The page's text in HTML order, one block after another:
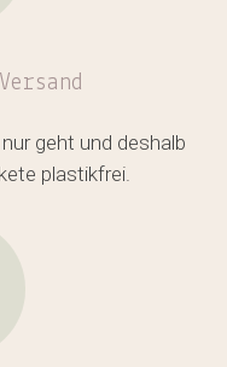
Versand
geht und deshalb
plastikfrei.